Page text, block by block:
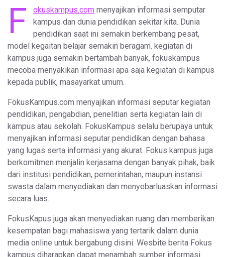
F okuskampus.com menyajikan informasi semputar
kampus dan dunia pendidikan sekitar kita. Dunia
pendidikan saat ini semakin berkembang pesat,
model kegaitan belajar semakin beragam. kegiatan di
kampus juga semakin bertambah banyak, fokuskampus
mecoba menyakikan informasi apa saja kegiatan di kampus
kepada publik, masayarkat umum.
FokusKampus.com menyajikan informasi seputar kegiatan
pendidikan, pengabdian, penelitian serta kegiatan lain di
kampus atau sekolah. FokusKampus selalu berupaya untuk
menyajikan informasi seputar pendidikan dengan bahasa
yang lugas serta informasi yang akurat. Fokus kampus juga
berkomitmen menjalin kerjasama dengan banyak pihak, baik
dari institusi pendidikan, pemerintahan, maupun instansi
swasta dalam menyediakan dan menyebarluaskan informasi
secara luas.
FokusKapus juga akan menyediakan ruang dan memberikan
kesempatan bagi mahasiswa yang tertarik dalam dunia
media online untuk bergabung disini. Wesbite berita Fokus
kampus diharapkan dapat menambah sumber informasi